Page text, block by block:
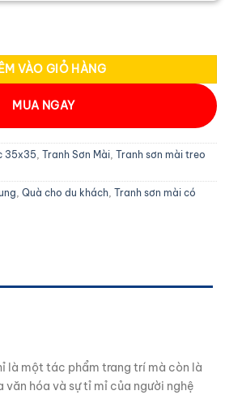
Thành MNVTBL005 số lượng
VÀO GIỎ HÀNG
MUA NGAY
35x35, Tranh Sơn Mài, Tranh sơn mài treo
, Quà cho du khách, Tranh sơn mài có
là một tác phẩm trang trí mà còn là
hóa và sự tỉ mỉ của người nghệ